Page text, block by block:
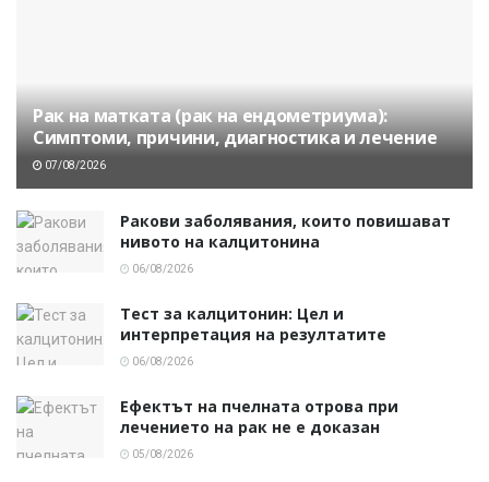
Рак на матката (рак на ендометриума):
Симптоми, причини, диагностика и лечение
07/08/2026
Ракови заболявания, които повишават
нивото на калцитонина
06/08/2026
Тест за калцитонин: Цел и
интерпретация на резултатите
06/08/2026
Ефектът на пчелната отрова при
лечението на рак не е доказан
05/08/2026